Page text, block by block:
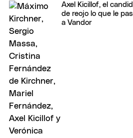
Axel Kicillof, el
de reojo lo que le
a Vandor